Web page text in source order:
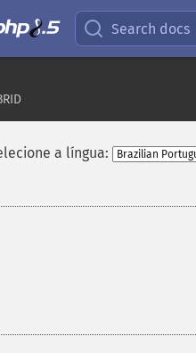
Search docs
a língua: